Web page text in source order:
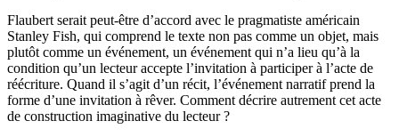
Flaubert serait peut-être d’accord avec le pragmatiste américain
Stanley Fish, qui comprend le texte non pas comme un objet, mais
plutôt comme un événement, un événement qui n’a lieu qu’à la
condition qu’un lecteur accepte l’invitation à participer à l’acte de
réécriture. Quand il s’agit d’un récit, l’événement narratif prend la
forme d’une invitation à rêver. Comment décrire autrement cet acte
de construction imaginative du lecteur ?